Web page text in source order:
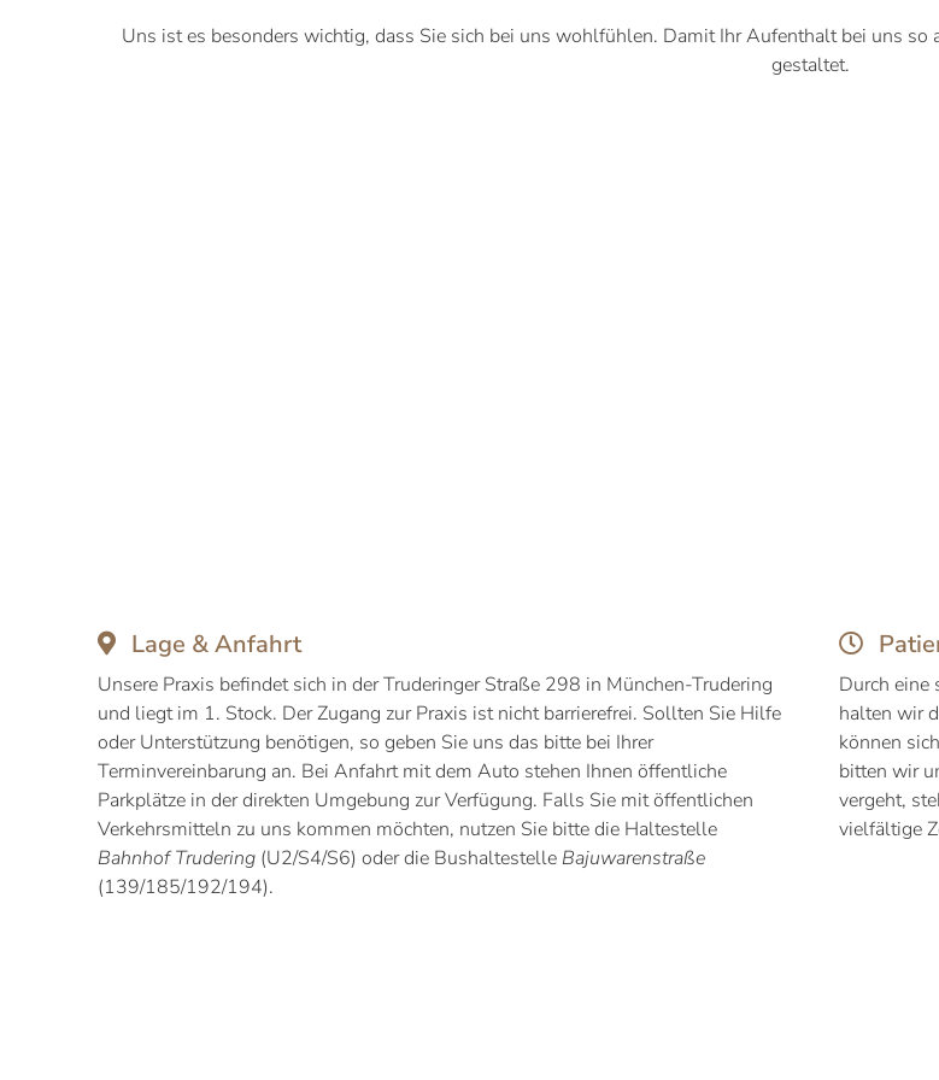
Uns ist es besonders wichtig, dass Sie sich bei uns wohlfühlen. Damit Ihr Aufenthalt bei uns
gestaltet.
Lage & Anfahrt
Unsere Praxis befindet sich in der Truderinger Straße 298 in München-Trudering
und liegt im 1. Stock. Der Zugang zur Praxis ist nicht barrierefrei. Sollten Sie Hilfe
oder Unterstützung benötigen, so geben Sie uns das bitte bei Ihrer
Terminvereinbarung an. Bei Anfahrt mit dem Auto stehen Ihnen öffentliche
Parkplätze in der direkten Umgebung zur Verfügung. Falls Sie mit öffentlichen
Verkehrsmitteln zu uns kommen möchten, nutzen Sie bitte die Haltestelle
Bahnhof Trudering (U2/S4/S6) oder die Bushaltestelle Bajuwarenstraße
(139/185/192/194).
Durch eine
halten wir
können
bitten wir
vergeht,
vielfältige